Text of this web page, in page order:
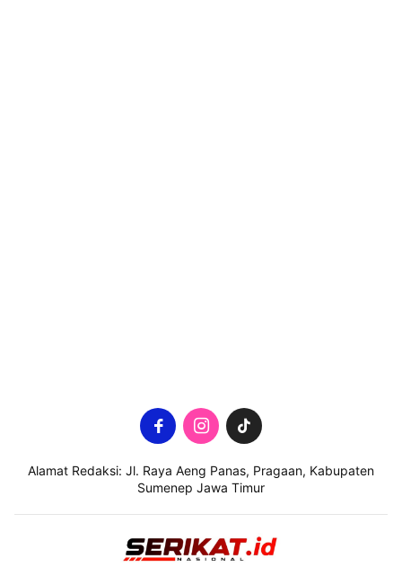
Alamat Redaksi: Jl. Raya Aeng Panas, Pragaan, Kabupaten
Sumenep Jawa Timur